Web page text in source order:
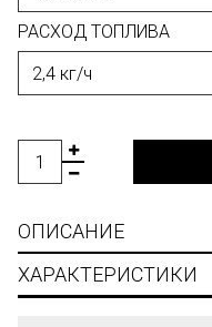
РАСХОД ТОПЛИВА
ОПИСАНИЕ
ХАРАКТЕРИСТИКИ